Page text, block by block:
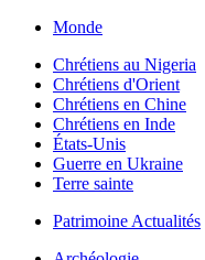
Monde
Chrétiens au Nigeria
Chrétiens d'Orient
Chrétiens en Chine
Chrétiens en Inde
États-Unis
Guerre en Ukraine
Terre sainte
Patrimoine Actualités